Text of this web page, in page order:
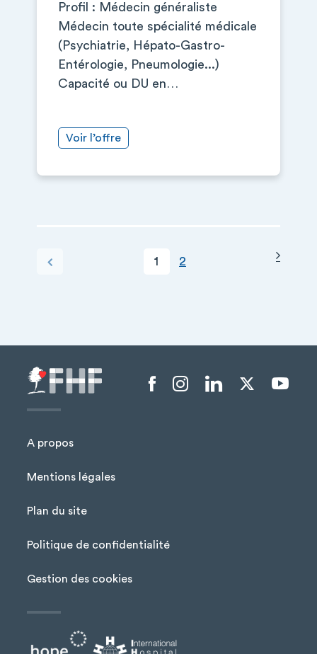
Profil : Médecin généraliste
Médecin toute spécialité médicale
(Psychiatrie, Hépato-Gastro-
Entérologie, Pneumologie...)
Capacité ou DU en…
Voir l’offre
PAGINATION
Page précédente Page courante
1 Page
2
Page
Menu Pied de page
A propos
Mentions légales
Plan du site
Politique de confidentialité
Gestion des cookies
Menu liens sociaux